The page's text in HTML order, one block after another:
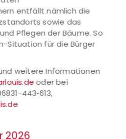
entfällt nämlich die
sowie das
Pflegen der Bäume. So
Situation für die Bürger
weitere Informationen
oder bei
443‑613,
2026